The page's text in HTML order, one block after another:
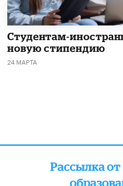
Студентам-
новую стипендию
24 МАРТА
Рассылка от